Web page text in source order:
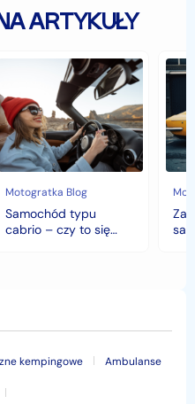
ARTYKUŁY
Samochód
opłaca
w
polskim
klimacie?
Motogratka Blog
Samochód typu
cabrio – czy to się
czyli
kempingowe Ambulanse